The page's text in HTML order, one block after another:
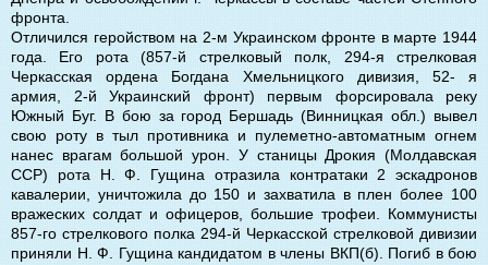
фронта.
Отличился геройством на 2-м Украинском фронте в марте 1944
года. Его рота (857-й стрелковый полк, 294-я стрелковая
Черкасская ордена Богдана Хмельницкого дивизия, 52- я
армия, 2-й Украинский фронт) первым форсировала реку
Южный Буг. В бою за город Бершадь (Винницкая обл.) вывел
свою роту в тыл противника и пулеметно-автоматным огнем
нанес врагам большой урон. У станицы Дрокия (Молдавская
ССР) рота Н. Ф. Гущина отразила контратаки 2 эскадронов
кавалерии, уничтожила до 150 и захватила в плен более 100
вражеских солдат и офицеров, большие трофеи. Коммунисты
857-го стрелкового полка 294-й Черкасской стрелковой дивизии
приняли Н. Ф. Гущина кандидатом в члены ВКП(б). Погиб в бою